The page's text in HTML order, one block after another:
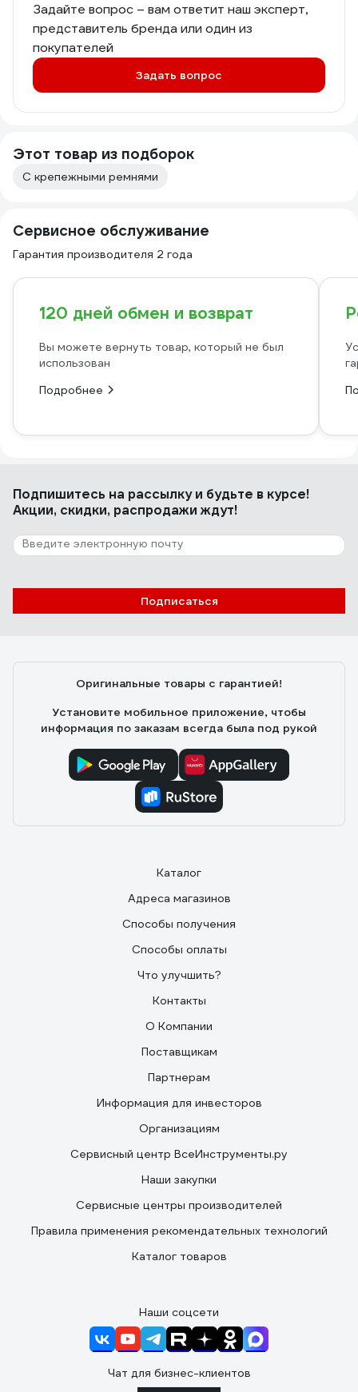
Задайте вопрос – вам ответит наш эксперт,
представитель бренда или один из
покупателей
Задать вопрос
Этот товар из подборок
С крепежными ремнями
Сервисное обслуживание
Гарантия производителя 2 года
120 дней обмен и возврат
Вы можете вернуть товар, который не был
использован
Подробнее
Подпишитесь на рассылкуи будьте в курсе!
Акции, скидки, распродажи ждут!
Подписаться
Оригинальные товары с гарантией!
Установите мобильное приложение, чтобы
информация по заказам всегда была под рукой
Каталог
Адреса магазинов
Способы получения
Способы оплаты
Что улучшить?
Контакты
О Компании
Поставщикам
Партнерам
Информация для инвесторов
Организациям
Сервисный центр ВсеИнструменты.ру
Наши закупки
Сервисные центры производителей
Правила применения рекомендательных технологий
Каталог товаров
Наши соцсети
Чат для бизнес-клиентов